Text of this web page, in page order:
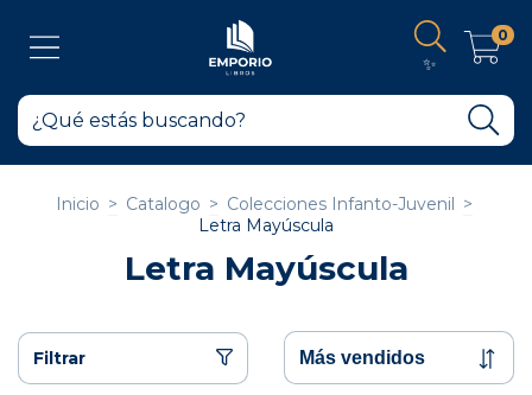
✨
0
Inicio > Catalogo > Colecciones Infanto-Juvenil >
Letra Mayúscula
Letra Mayúscula
Filtrar